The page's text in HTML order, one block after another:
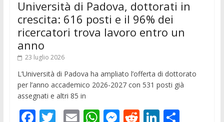
Università di Padova, dottorati in
crescita: 616 posti e il 96% dei
ricercatori trova lavoro entro un
anno
23 luglio 2026
L’Università di Padova ha ampliato l’offerta di dottorato
per l’anno accademico 2026-2027 con 531 posti già
assegnati e altri 85 in
F T E W M R Li C